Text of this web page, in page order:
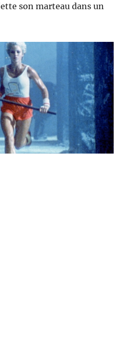
son marteau dans un